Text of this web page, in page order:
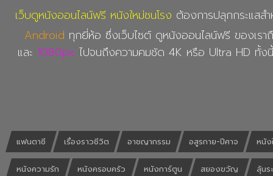
เว็บดูหนังออนไลน์ฟรี หนังใหม่ชนโรง ต้องการปลุกกระแสส
Android ทุกยี่ห้อ ซึ่งเว็บไซต์ ดูหนังออนไลน์ฟรี ของเรา
และ 1080px ไปจนถึงความคมชัด 4K หรือ Ultra HD ทั้งนี้
แฟนตาซี เรื่องราวชีวิต อาชญากรรม อสูรกาย-ปีศาจ หนั
หนังความรัก หนังครอบครัว หนังการ์ตูน สยองขวัญ ลุ้นร